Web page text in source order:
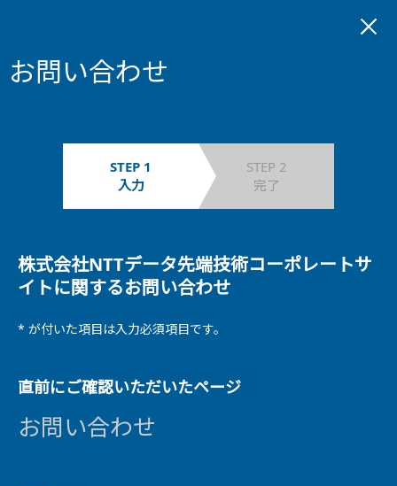
お問い合わせ
STEP 1
入力
STEP 2
完了
株式会社NTTデータ先端技術コーポレートサ
イトに関するお問い合わせ
* が付いた項目は入力必須項目です。
直前にご確認いただいたページ
お問い合わせ